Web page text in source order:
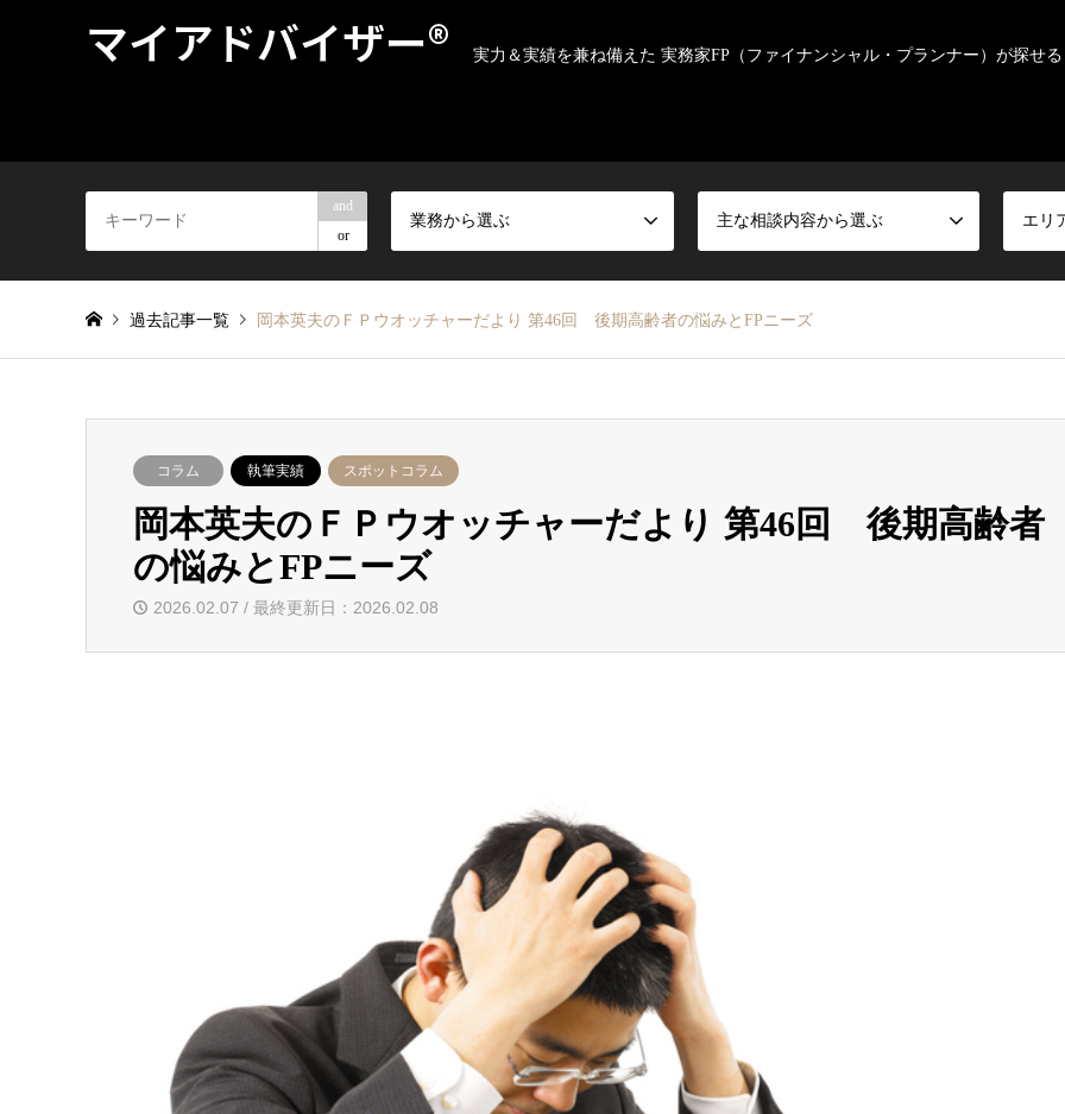
マイアドバイザー® 実力＆実績を兼ね備えた 実務家FP（ファイナンシャル・プランナー）が探せ
and
or
業務から選ぶ 主な相談内容から選ぶ エリ
過去記事一覧 岡本英夫のＦＰウオッチャーだより 第46回 後期高齢者の悩みとFPニーズ
コラム 執筆実績 スポットコラム
岡本英夫のＦＰウオッチャーだより 第46回 後期高齢者
の悩みとFPニーズ
2026.02.07 / 最終更新日：2026.02.08